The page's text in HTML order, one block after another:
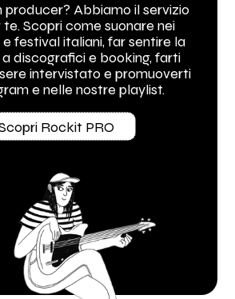
producer? Abbiamo il servizio
Scopri come suonare nei
festival italiani, far sentire la
discografici e booking, farti
intervistato e promuoverti
e nelle nostre playlist.
Rockit PRO